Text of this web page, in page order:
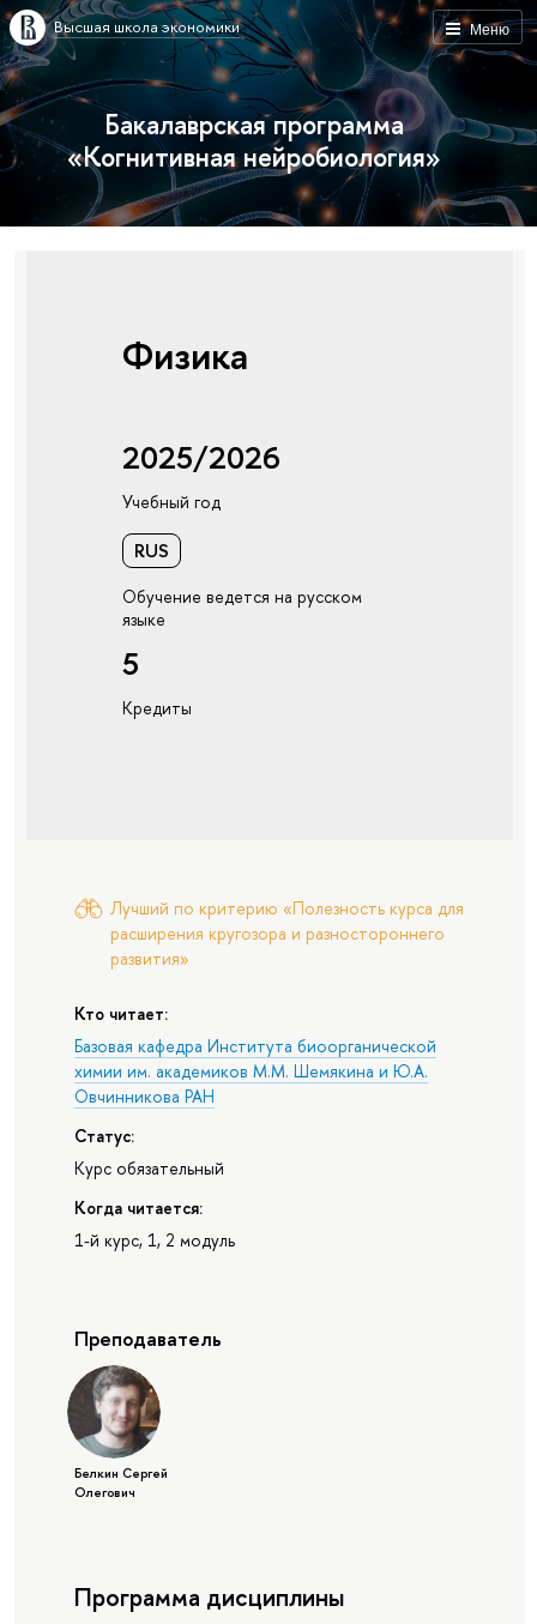
Меню
Высшая школа экономики
Бакалаврская программа
«Когнитивная нейробиология»
Физика
2025/2026
Учебный год
RUS
Обучение ведется на русском
языке
5
Кредиты
Лучший по критерию «Полезность курса для
расширения кругозора и разностороннего
развития»
Кто читает:
Базовая кафедра Института биоорганической
химии им. академиков М.М. Шемякина и Ю.А.
Овчинникова РАН
Статус:
Курс обязательный
Когда читается:
1-й курс, 1, 2 модуль
Преподаватель
Белкин Сергей
Олегович
Программа дисциплины